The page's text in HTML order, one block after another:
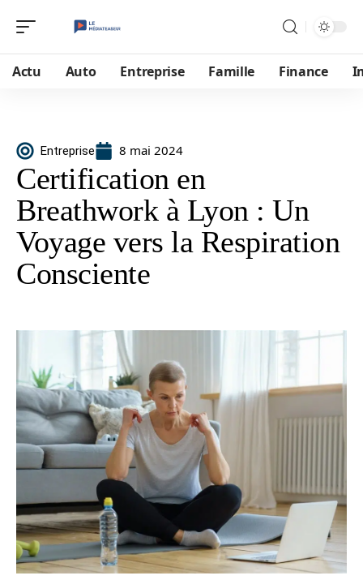
Actu Auto Entreprise Famille Finance
Entreprise 8 mai 2024
Certification en
Breathwork à Lyon : Un
Voyage vers la Respiration
Consciente